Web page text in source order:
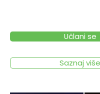
Učlani se
Saznaj više